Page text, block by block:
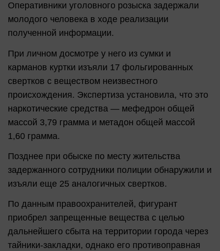
Оперативники уголовного розыска задержали
молодого человека в ходе реализации
полученной информации.
При личном досмотре у него из сумки и
карманов куртки изъяли 17 фольгированных
свертков с веществом неизвестного
происхождения. Экспертиза установила, что это
наркотические средства — мефедрон общей
массой 3,79 грамма и метадон общей массой
1,60 грамма.
Позднее при обыске по месту жительства
задержанного сотрудники полиции обнаружили и
изъяли еще 25 аналогичных свертков.
По данным правоохранителей, фигурант
приобрел запрещенные вещества с целью
дальнейшего сбыта на территории города через
тайники-закладки, однако его противоправная